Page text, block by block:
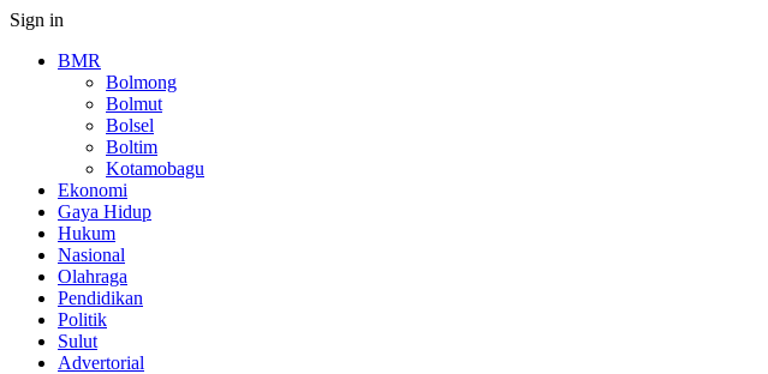
Sign in
BMR
Bolmong
Bolmut
Bolsel
Boltim
Kotamobagu
Ekonomi
Gaya Hidup
Hukum
Nasional
Olahraga
Pendidikan
Politik
Sulut
Advertorial